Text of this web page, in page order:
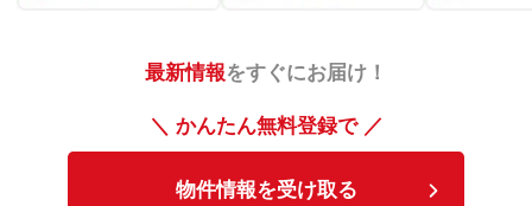
最新情報をすぐにお届け！
＼ かんたん無料登録で ／
物件情報を受け取る